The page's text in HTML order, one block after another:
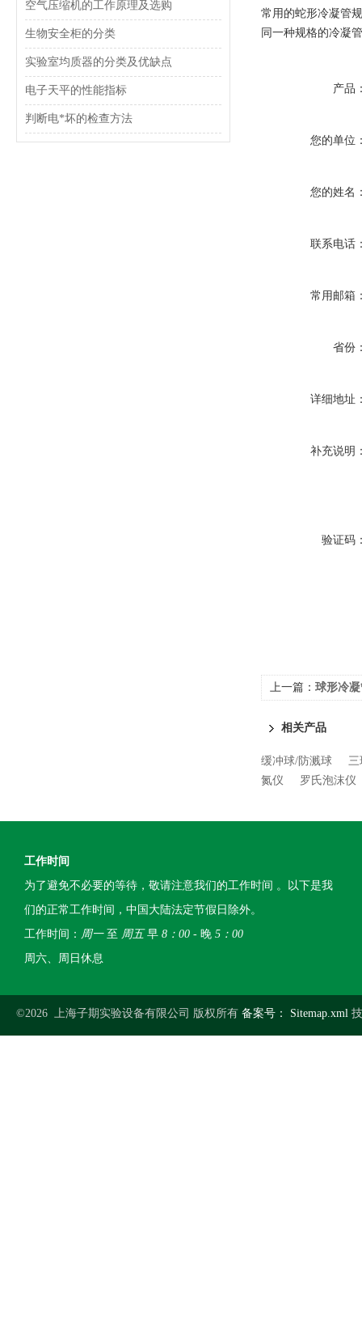
空气压缩机的工作原理及选购
生物安全柜的分类
实验室均质器的分类及优缺点
电子天平的性能指标
判断电*坏的检查方法
常用的蛇形冷凝管
同一种规格的冷凝
产品
您的单位
您的姓名
联系电话
常用邮箱
省份
详细地址
补充说明
验证码
上一篇： 球形冷
相关产品
缓冲球/防溅球
三
氮仪
罗氏泡沫仪
工作时间
为了避免不必要的等待，敬请注意我们的工作时间 。以下是我
们的正常工作时间，中国大陆法定节假日除外。
工作时间： 周一至 周五早 8：00 - 晚 5：00
周六、周日休息
©2026 上海子期实验设备有限公司 版权所有 备案号： Sitemap.xml